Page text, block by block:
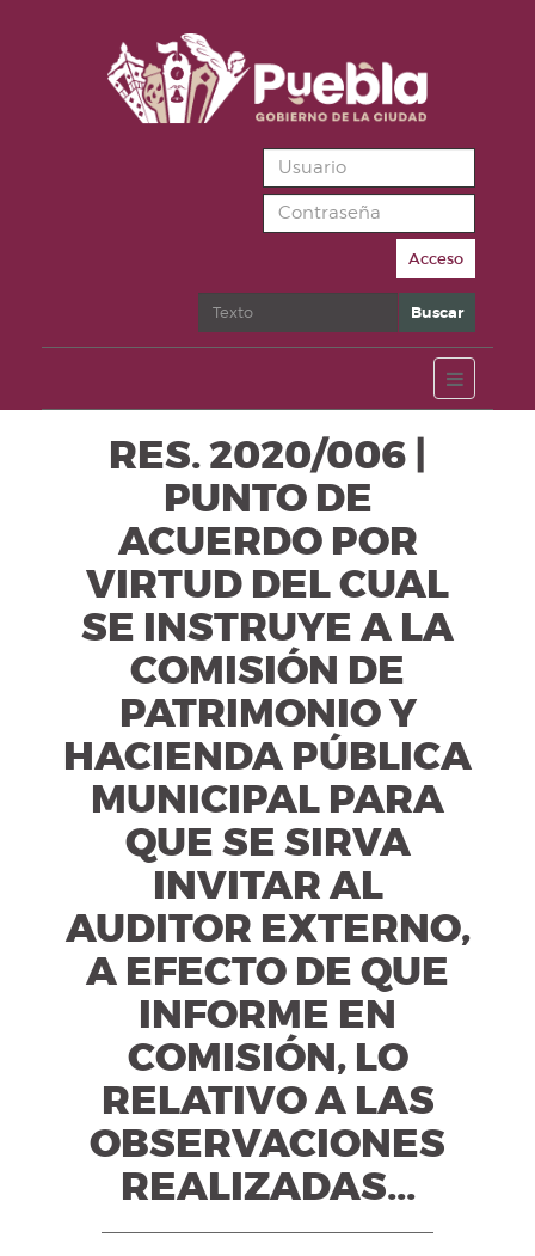
Acceso
Buscar Buscar
RES. 2020/006 |
PUNTO DE
ACUERDO POR
VIRTUD DEL CUAL
SE INSTRUYE A LA
COMISIÓN DE
PATRIMONIO Y
HACIENDA PÚBLICA
MUNICIPAL PARA
QUE SE SIRVA
INVITAR AL
AUDITOR EXTERNO,
A EFECTO DE QUE
INFORME EN
COMISIÓN, LO
RELATIVO A LAS
OBSERVACIONES
REALIZADAS...